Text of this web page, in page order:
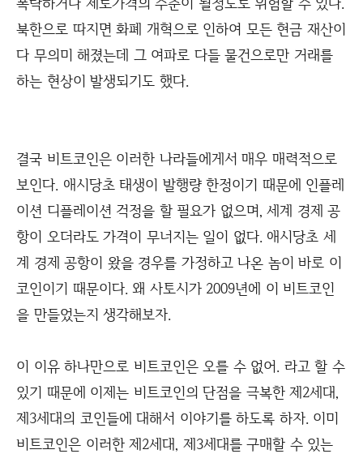
북한으로 따지면 화폐 개혁으로 인하여 모든 현금 재산이
다 무의미 해졌는데 그 여파로 다들 물건으로만 거래를
하는 현상이 발생되기도 했다.
결국 비트코인은 이러한 나라들에게서 매우 매력적으로
보인다. 애시당초 태생이 발행량 한정이기 때문에 인플레
이션 디플레이션 걱정을 할 필요가 없으며, 세계 경제 공
항이 오더라도 가격이 무너지는 일이 없다. 애시당초 세
계 경제 공항이 왔을 경우를 가정하고 나온 놈이 바로 이
코인이기 때문이다. 왜 사토시가 2009년에 이 비트코인
을 만들었는지 생각해보자.
이 이유 하나만으로 비트코인은 오를 수 없어. 라고 할 수
있기 때문에 이제는 비트코인의 단점을 극복한 제2세대,
제3세대의 코인들에 대해서 이야기를 하도록 하자. 이미
비트코인은 이러한 제2세대, 제3세대를 구매할 수 있는